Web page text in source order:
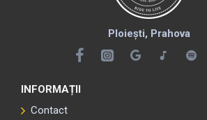
Ploiești, Prahova
INFORMAȚII
Contact